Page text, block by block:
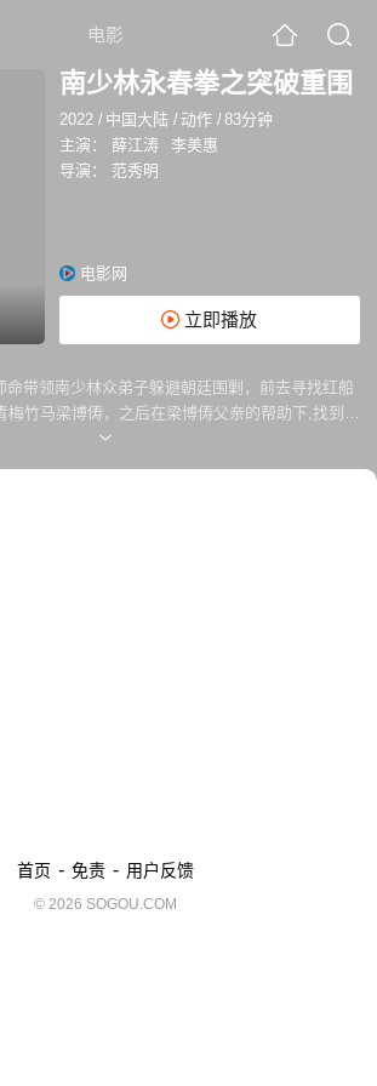
电影
南少林永春拳之突破重围
2022 / 中国大陆 / 动作 /83分钟
主演：
薛江涛
李美惠
导演：
范秀明
电影网
立即播放
命带领南少林众弟子躲避朝廷围剿，前去寻找红船
梅竹马梁博俦，之后在梁博俦父亲的帮助下,找到苏
帮助南少林弟子离开梁城。
首页 - 免责 - 用户反馈
© 2026 SOGOU.COM